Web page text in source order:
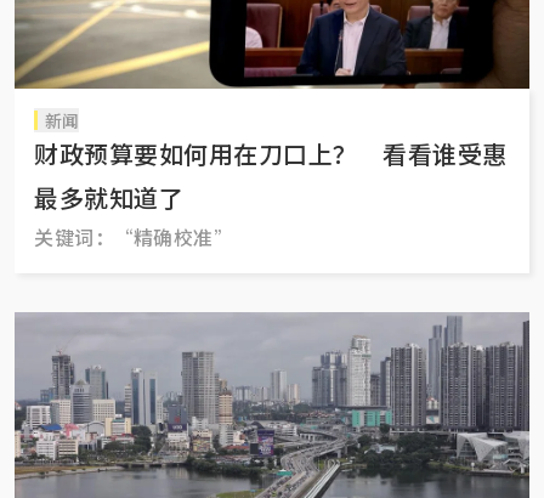
新闻
财政预算要如何用在刀口上？ 看看谁受惠
最多就知道了
关键词：“精确校准”